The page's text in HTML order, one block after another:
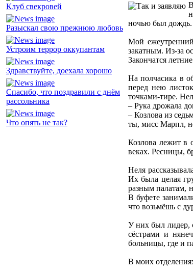
Клуб свекровей
Разыскал свою прежнюю любовь
Устроим террор оккупантам
Здравствуйте, доехала хорошо
Спасибо, что поздравили с днём
рассольника
Что опять не так?
ночью был дождь.
Мой
закатным. Из-за
Закончатся
На полчасика в
перед нею
точками-тире.
– Рука дрожала
– Козлова из
ты, мисс Марпл,
Козлова лежит в
веках. Ресницы,
Неля
Их была целая
разным палатам,
В буфете
что возьмёшь с
У них был лидер,
сёстрами и
больницы, где и
В моих